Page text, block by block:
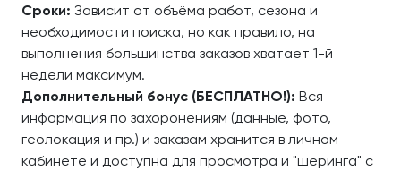
Сроки: Зависит от объёма работ, сезона и
необходимости поиска, но как правило, на
выполнения большинства заказов хватает 1-й
недели максимум.
Дополнительный бонус (БЕСПЛАТНО!): Вся
информация по захоронениям (данные, фото,
геолокация и пр.) и заказам хранится в личном
кабинете и доступна для просмотра и "шеринга" с